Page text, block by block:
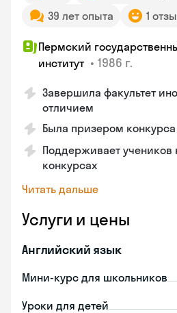
39 лет опыта
1
Пермский
институт • 1986 г.
Завершила факультет
отличием
Была призером конкурса
Поддерживает учеников
конкурсах
Читать дальше
Услуги и цены
Английский язык
Мини-курс для школьников
Уроки для детей